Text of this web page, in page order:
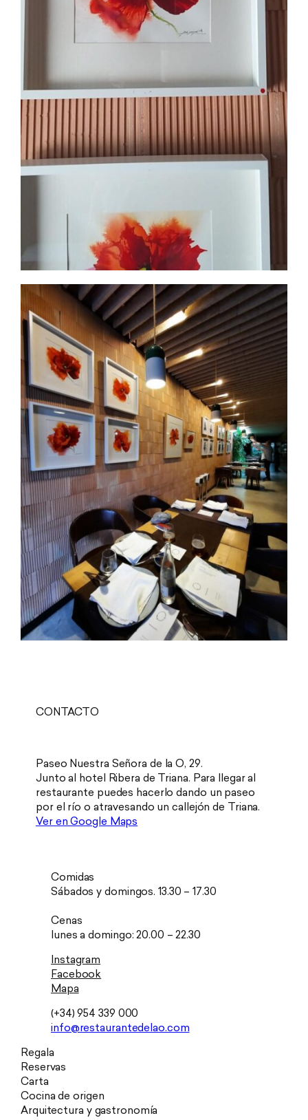
CONTACTO
Paseo Nuestra Señora de la O, 29.
Junto al hotel Ribera de Triana. Para llegar al
restaurante puedes hacerlo dando un paseo
por el río o atravesando un callejón de Triana.
Ver en Google Maps
Comidas
Sábados y domingos. 13.30 – 17.30
Cenas
lunes a domingo: 20.00 – 22.30
Instagram
Facebook
Mapa
(+34) 954 339 000
info@restaurantedelao.com
Regala
Reservas
Carta
Cocina de origen
Arquitectura y gastronomía